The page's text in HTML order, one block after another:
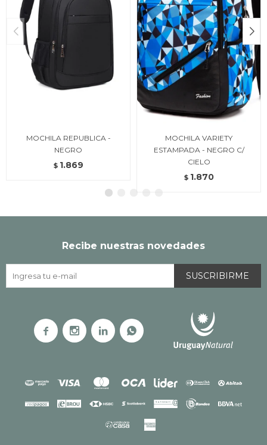
MOCHILA REPUBLICA -
NEGRO
$ 1.869
MOCHILA VARIETY
ESTAMPADA - NEGRO C/
CIELO
$ 1.870
Recibe nuestras novedades
SUSCRIBIRME
   